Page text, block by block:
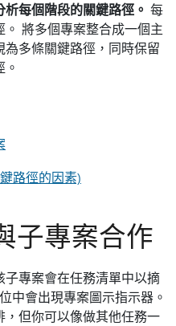
每個階段的關鍵路徑。 每
將多個專案整合成一個主
多條關鍵路徑，同時保留
路徑的因素)
子專案合作
專案會在任務清單中以摘
中會出現專案圖示指示器。
但你可以像做其他任務一